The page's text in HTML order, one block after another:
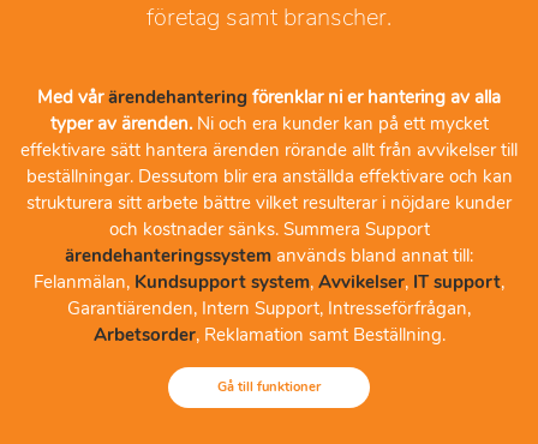
företag samt branscher.
Med vårärendehantering förenklar ni er hantering av alla
typer av ärenden.Ni och era kunder kan på ett mycket
effektivare sätt hantera ärenden rörande allt från avvikelser till
beställningar. Dessutom blir era anställda effektivare och kan
strukturera sitt arbete bättre vilket resulterar i nöjdare kunder
och kostnader sänks. Summera Support
ärendehanteringssystem används bland annat till:
Felanmälan, Kundsupport system, Avvikelser, IT support,
Garantiärenden, Intern Support, Intresseförfrågan,
Arbetsorder, Reklamation samt Beställning.
Gå till funktioner